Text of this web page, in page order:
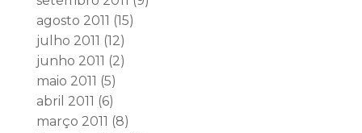
agosto 2011 (15)
julho 2011 (12)
junho 2011 (2)
maio 2011 (5)
abril 2011 (6)
março 2011 (8)